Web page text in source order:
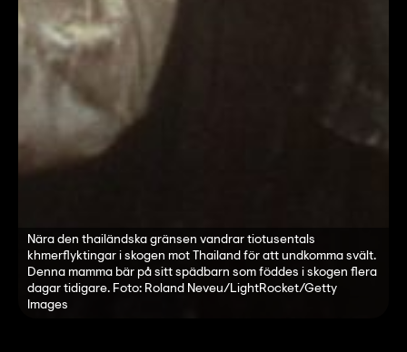
Nära den thailändska gränsen vandrar tiotusentals
khmerflyktingar i skogen mot Thailand för att undkomma svält.
Denna mamma bär på sitt spädbarn som föddes i skogen flera
dagar tidigare. Foto: Roland Neveu/LightRocket/Getty
Images